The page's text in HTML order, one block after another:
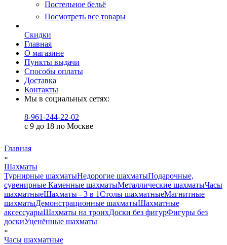
Постельное бельё
Посмотреть все товары
Скидки
Главная
О магазине
Пункты выдачи
Способы оплаты
Доставка
Контакты
Мы в социальных сетях:
8-961-244-22-02
с 9 до 18 по Москве
Главная
»
Шахматы
Турнирные шахматыНедорогие шахматыПодарочные,
сувенирные Каменные шахматыМеталлические шахматыЧасы
шахматныеШахматы - 3 в 1Столы шахматныеМагнитные
шахматыДемонстрационные шахматыШахматные
аксессуарыШахматы на троихДоски без фигурФигуры без
доскиУценённые шахматы
»
Часы шахматные